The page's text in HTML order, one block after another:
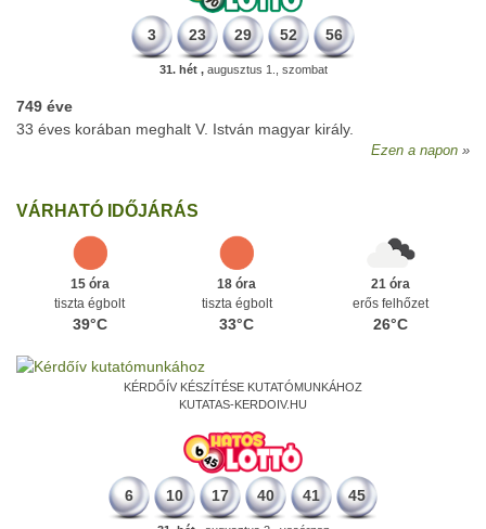
3 23 29 52 56
31. hét ,augusztus 1., szombat
749 éve
33 éves korában meghalt V. István magyar király.
Ezen a napon
VÁRHATÓ IDŐJÁRÁS
15 óra
tiszta égbolt
39°C
18 óra
tiszta égbolt
33°C
21 óra
erős felhőzet
26°C
KÉRDŐÍV KÉSZÍTÉSE KUTATÓMUNKÁHOZ
KUTATAS-KERDOIV.HU
6 10 17 40 41 45